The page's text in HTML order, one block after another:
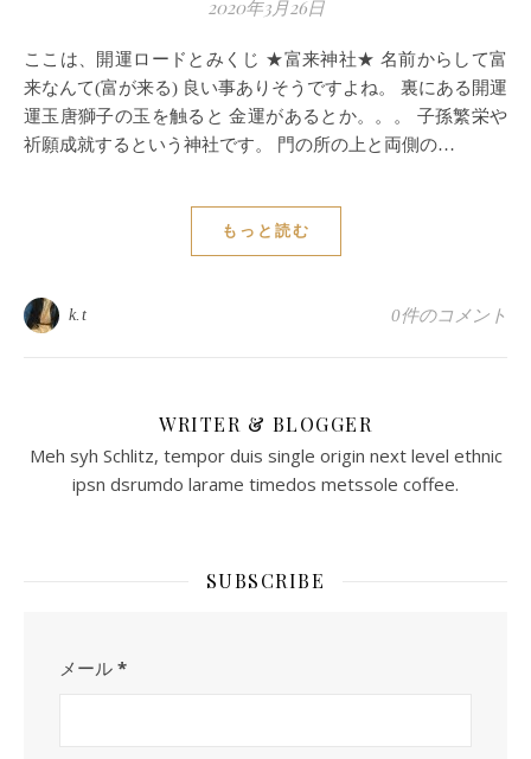
2020年3月26日
ここは、開運ロードとみくじ ★富来神社★ 名前からして富
来なんて(富が来る) 良い事ありそうですよね。 裏にある開運
運玉唐獅子の玉を触ると 金運があるとか。。。 子孫繁栄や
祈願成就するという神社です。 門の所の上と両側の…
もっと読む
k.t 0件のコメント
WRITER & BLOGGER
Meh syh Schlitz, tempor duis single origin next level ethnic
ipsn dsrumdo larame timedos metssole coffee.
SUBSCRIBE
メール *